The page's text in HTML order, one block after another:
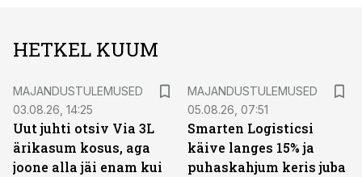
HETKEL KUUM
MAJANDUSTULEMUSED
03.08.26, 14:25
Uut juhti otsiv Via 3L
ärikasum kosus, aga
joone alla jäi enam kui
MAJANDUSTULEMUSED
05.08.26, 07:51
Smarten Logisticsi
käive langes 15% ja
puhaskahjum keris juba